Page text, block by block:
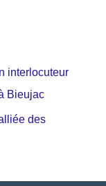
interlocuteur
Bieujac
des